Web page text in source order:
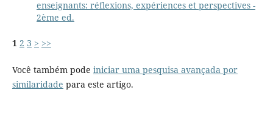
enseignants: réflexions, expériences et perspectives -
2ème ed.
1 2 3 > >>
Você também pode iniciar uma pesquisa avançada por
similaridade para este artigo.